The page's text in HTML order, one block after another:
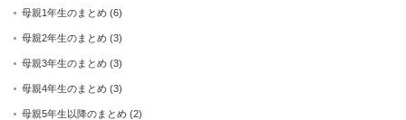
母親1年生のまとめ (6)
母親2年生のまとめ (3)
母親3年生のまとめ (3)
母親4年生のまとめ (3)
母親5年生以降のまとめ (2)